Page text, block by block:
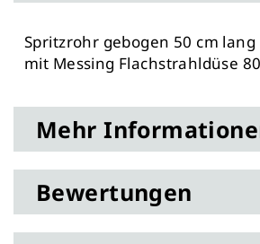
Spritzrohr gebogen 50 cm lang
mit Messing Flachstrahldüse
Mehr
Bewertungen